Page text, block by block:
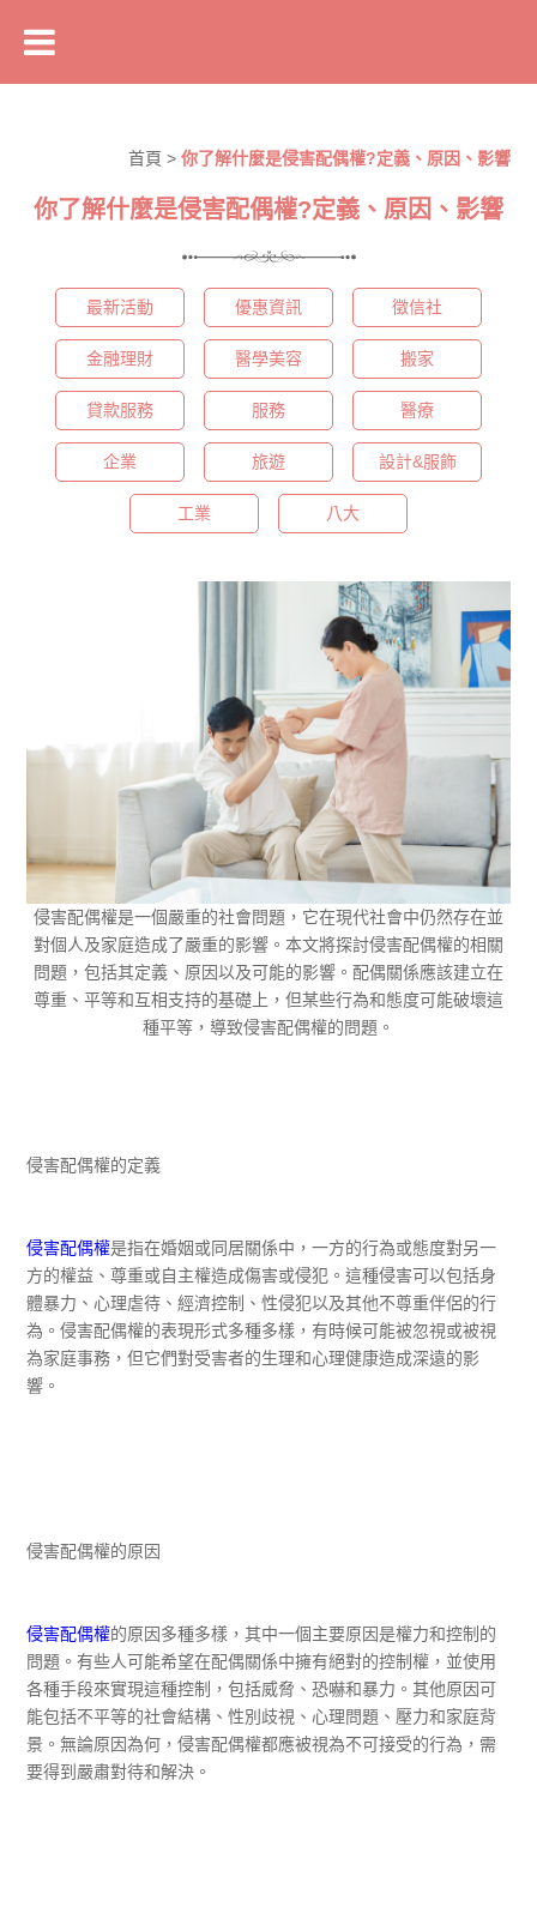
首頁 > 你了解什麼是侵害配偶權?定義、原因、影響
你了解什麼是侵害配偶權?定義、原因、影響
最新活動 優惠資訊 徵信社
金融理財 醫學美容 搬家
貸款服務 服務 醫療
企業 旅遊 設計&服飾
工業 八大
侵害配偶權是一個嚴重的社會問題，它在現代社會中仍然存在並
對個人及家庭造成了嚴重的影響。本文將探討侵害配偶權的相關
問題，包括其定義、原因以及可能的影響。配偶關係應該建立在
尊重、平等和互相支持的基礎上，但某些行為和態度可能破壞這
種平等，導致侵害配偶權的問題。
侵害配偶權的定義
侵害配偶權是指在婚姻或同居關係中，一方的行為或態度對另一
方的權益、尊重或自主權造成傷害或侵犯。這種侵害可以包括身
體暴力、心理虐待、經濟控制、性侵犯以及其他不尊重伴侶的行
為。侵害配偶權的表現形式多種多樣，有時候可能被忽視或被視
為家庭事務，但它們對受害者的生理和心理健康造成深遠的影
響。
侵害配偶權的原因
侵害配偶權的原因多種多樣，其中一個主要原因是權力和控制的
問題。有些人可能希望在配偶關係中擁有絕對的控制權，並使用
各種手段來實現這種控制，包括威脅、恐嚇和暴力。其他原因可
能包括不平等的社會結構、性別歧視、心理問題、壓力和家庭背
景。無論原因為何，侵害配偶權都應被視為不可接受的行為，需
要得到嚴肅對待和解決。